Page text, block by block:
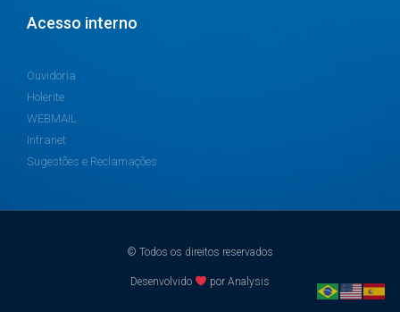
Acesso interno
Ouvidoria
Holerite
WEBMAIL
Intranet
Sugestões e Reclamações
© Todos os direitos reservados
Desenvolvido por Analysis